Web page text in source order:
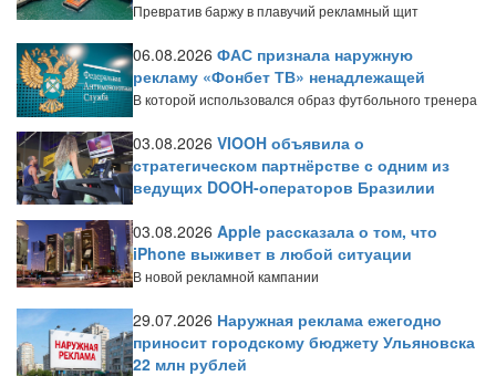
Превратив баржу в плавучий рекламный щит
06.08.2026 ФАС признала наружную
рекламу «Фонбет ТВ» ненадлежащей
В которой использовался образ футбольного тренера
03.08.2026 VIOOH объявила о
стратегическом партнёрстве с одним из
ведущих DOOH-операторов Бразилии
03.08.2026 Apple рассказала о том, что
iPhone выживет в любой ситуации
В новой рекламной кампании
29.07.2026 Наружная реклама ежегодно
приносит городскому бюджету Ульяновска
22 млн рублей